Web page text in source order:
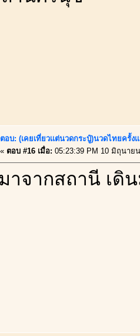
ตอบ: (เคยเที่ยวเเต่นวดกระปู๋)นวดไทยครั้ง
« ตอบ #16 เมื่อ: 05:23:39 PM 10 มิถุนาย
าจากสถานี เดิ